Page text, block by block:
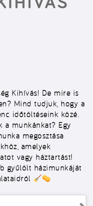
Kihívás! De mire is
Mind tudjuk, hogy a
időtöltéseink közé.
a munkánkat? Egy
megosztása
amelyek
vagy háztartást!
gyűlölt házimunkáját